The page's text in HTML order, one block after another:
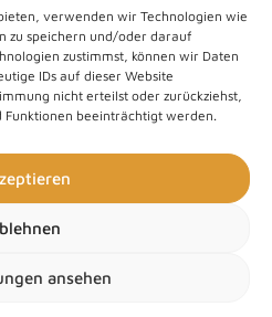
verwenden wir Technologien wie
zu speichern und/oder darauf
zustimmst, können wir Daten
IDs auf dieser Website
nicht erteilst oder zurückziehst,
Funktionen beeinträchtigt werden.
ansehen